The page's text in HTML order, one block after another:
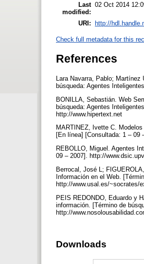
Last
modified:
02 Oct 2014
URI: http://
Check full metadata for this
References
Lara Navarra, Pablo;
búsqueda: Agentes
BONILLA, Sebastián. Web
búsqueda: Agentes
http://www.hipertext.net
MARTINEZ, Ivette C.
[En línea] [Consultada: 1 –
REBOLLO, Miguel. Agentes
09 – 2007]. http://
Berrocal, José L;
Información en el Web.
http://www.usal.es/~socrates/
PEIS REDONDO, Eduardo y
información. [Término de
http://
Downloads